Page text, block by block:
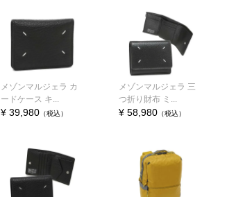
メゾンマルジェラ カ
ードケース キ...
¥ 39,980 （税込）
メゾンマルジェラ 三
つ折り財布 ミ...
¥ 58,980 （税込）